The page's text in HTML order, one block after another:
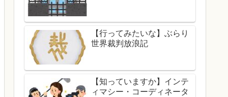
【行ってみたいな】ぶらり
世界裁判放浪記
【知っていますか】インテ
ィマシー・コーディネータ